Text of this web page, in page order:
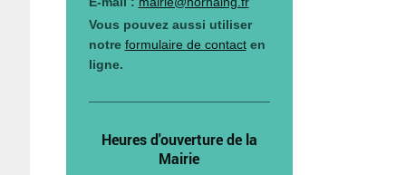
Vous pouvez aussi utiliser
notre formulaire de contacten
ligne.
Heures d'ouverture de la
Mairie